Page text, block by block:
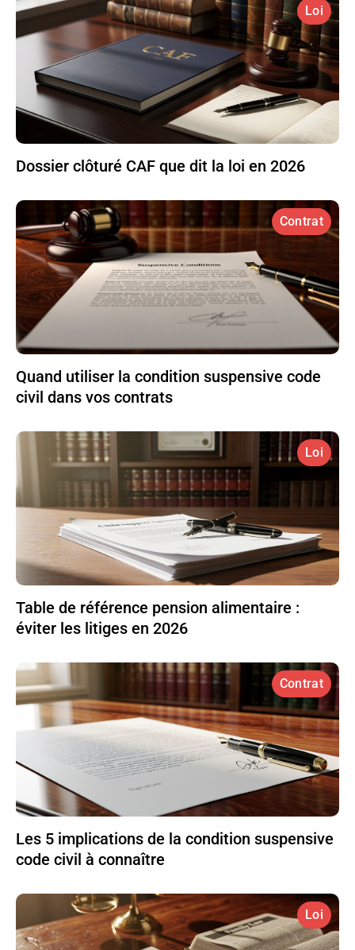
Loi
Dossier clôturé CAF que dit la loi en 2026
Contrat
Quand utiliser la condition suspensive code
civil dans vos contrats
Loi
Table de référence pension alimentaire :
éviter les litiges en 2026
Contrat
Les 5 implications de la condition suspensive
code civil à connaître
Loi